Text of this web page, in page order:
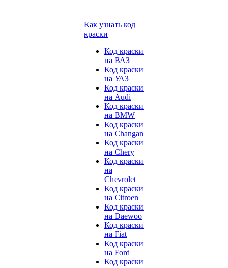
Как узнать код
краски
Код краски
на ВАЗ
Код краски
на УАЗ
Код краски
на Audi
Код краски
на BMW
Код краски
на Changan
Код краски
на Chery
Код краски
на
Chevrolet
Код краски
на Citroen
Код краски
на Daewoo
Код краски
на Fiat
Код краски
на Ford
Код краски